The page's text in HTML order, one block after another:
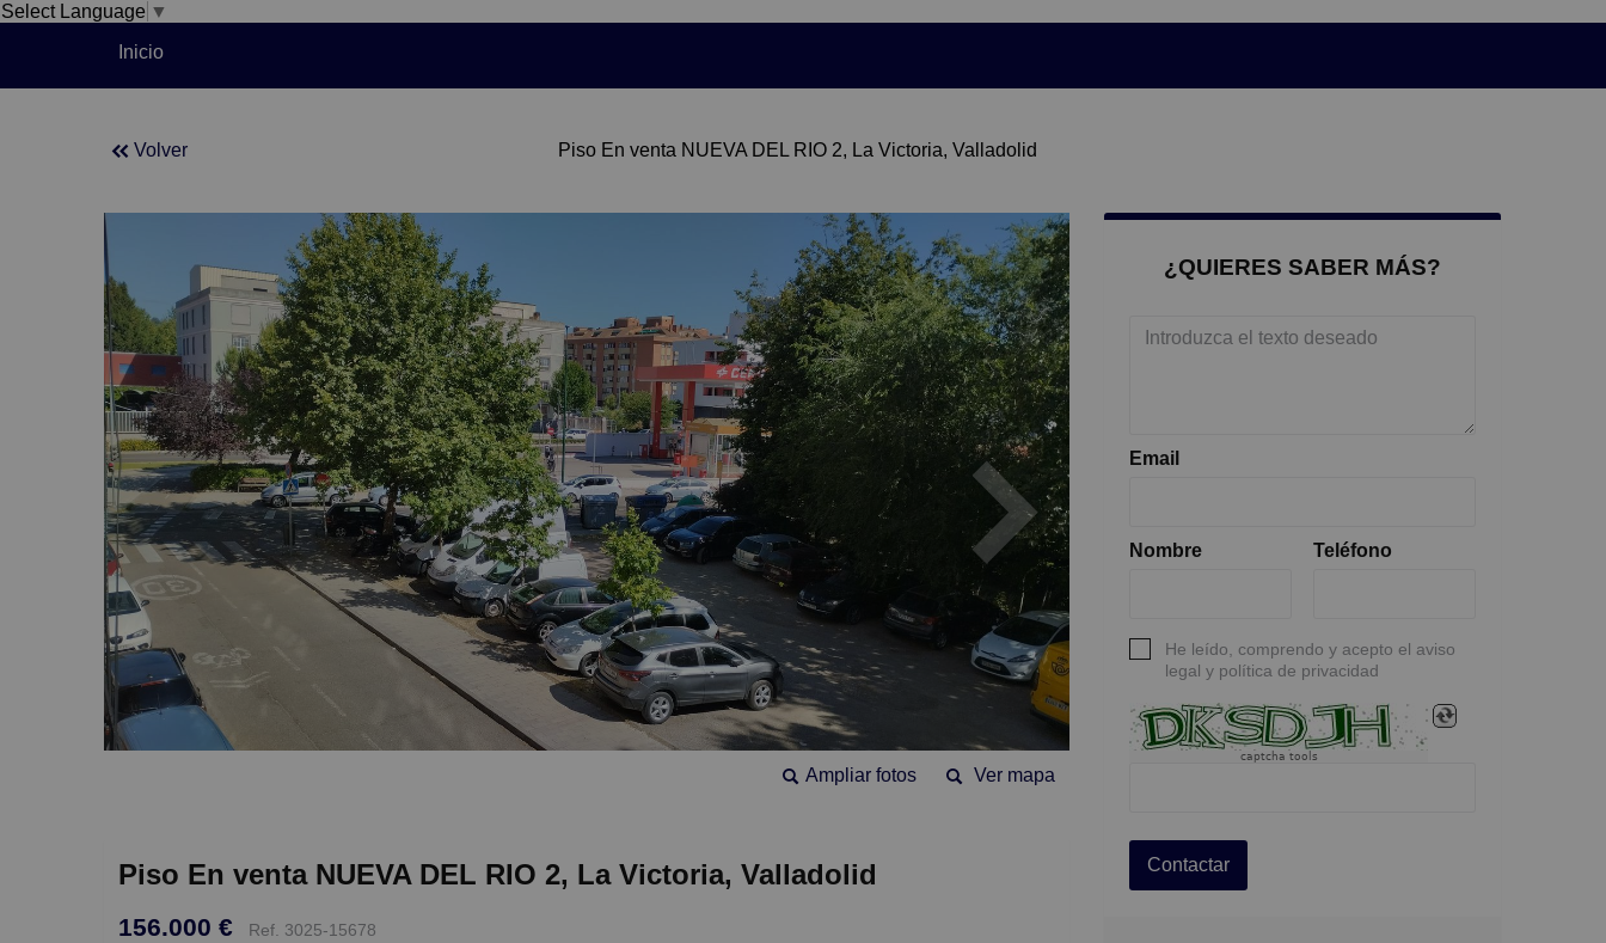
Select Language ▼
Inicio
Volver Piso En venta NUEVA DEL RIO 2, La Victoria, Valladolid
Ver mapa
Ampliar fotos
Piso En venta NUEVA DEL RIO 2, La Victoria, Valladolid
156.000 € Ref. 3025-15678
¿QUIERES SABER MÁS?
Email
Nombre Teléfono
He leído, comprendo y acepto el aviso
legal y política de privacidad
captcha tools
Contactar